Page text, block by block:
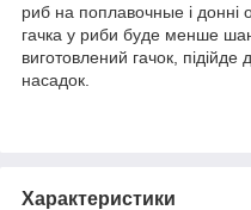
риб на поплавочные і
гачка у риби буде менше
виготовлений гачок,
насадок.
Характеристики